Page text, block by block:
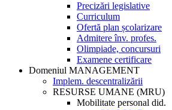
Precizări legislative
Curriculum
Ofertă plan școlarizare
Admitere înv. profes.
Olimpiade, concursuri
Examene certificare
Domeniul MANAGEMENT
Implem. descentralizării
RESURSE UMANE (MRU)
Mobilitate personal did.